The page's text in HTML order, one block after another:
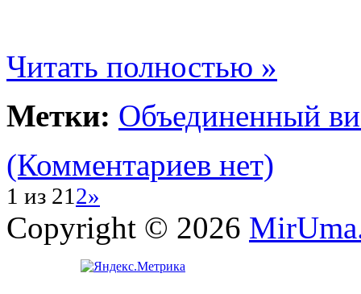
Читать полностью »
Метки: Объединенный
(Комментариев нет)
1 из 212»
Copyright © 2026